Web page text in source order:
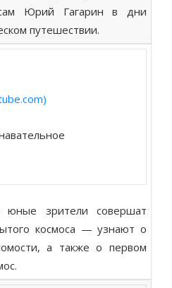
Юрий Гагарин в дни
путешествии.
зрители совершат
космоса — узнают о
а также о первом